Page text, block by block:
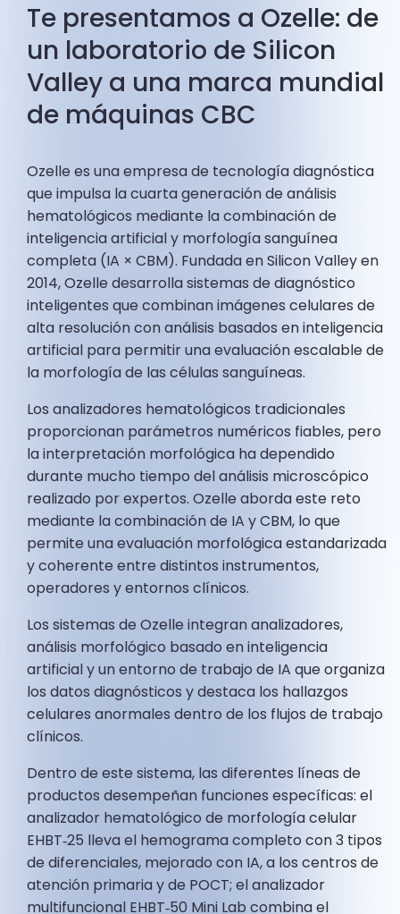
Te presentamos a Ozelle: de
un laboratorio de Silicon
Valley a una marca mundial
de máquinas CBC
Ozelle es una empresa de tecnología diagnóstica
que impulsa la cuarta generación de análisis
hematológicos mediante la combinación de
inteligencia artificial y morfología sanguínea
completa (IA × CBM). Fundada en Silicon Valley en
2014, Ozelle desarrolla sistemas de diagnóstico
inteligentes que combinan imágenes celulares de
alta resolución con análisis basados en inteligencia
artificial para permitir una evaluación escalable de
la morfología de las células sanguíneas.
Los analizadores hematológicos tradicionales
proporcionan parámetros numéricos fiables, pero
la interpretación morfológica ha dependido
durante mucho tiempo del análisis microscópico
realizado por expertos. Ozelle aborda este reto
mediante la combinación de IA y CBM, lo que
permite una evaluación morfológica estandarizada
y coherente entre distintos instrumentos,
operadores y entornos clínicos.
Los sistemas de Ozelle integran analizadores,
análisis morfológico basado en inteligencia
artificial y un entorno de trabajo de IA que organiza
los datos diagnósticos y destaca los hallazgos
celulares anormales dentro de los flujos de trabajo
clínicos.
Dentro de este sistema, las diferentes líneas de
productos desempeñan funciones específicas: el
analizador hematológico de morfología celular
EHBT‑25 lleva el hemograma completo con 3 tipos
de diferenciales, mejorado con IA, a los centros de
atención primaria y de POCT; el analizador
multifuncional EHBT‑50 Mini Lab combina el